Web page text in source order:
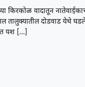
किरकोळ वादातून
तालुक्यातील दोडवाड येथे
यश […]